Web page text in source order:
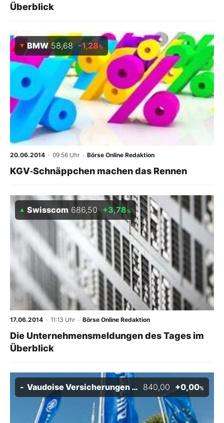
Überblick
BMW 58,68 -1,28%
20.06.2014 · 09:56 Uhr · Börse Online Redaktion
KGV‑Schnäppchen machen das Rennen
Swisscom 686,50 +3,78%
17.06.2014 · 11:13 Uhr · Börse Online Redaktion
Die Unternehmensmeldungen des Tages im
Überblick
Vaudoise Versicherungen Holding 840,00 +0,00%